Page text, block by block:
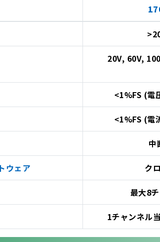
20V, 60V,
<1%FS (電
<1%FS (電
中
ウェア ク
最大8
1チャンネル